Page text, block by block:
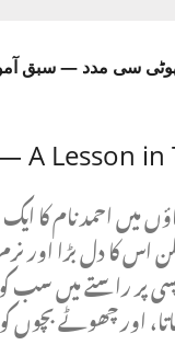
سی مدد — سبق
A Lesson in
احمد نام کا ایک
کا دل بڑا اور
پر راستے میں سب
اور چھوٹے بچوں